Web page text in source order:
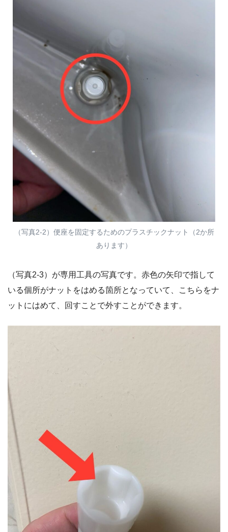
（写真2-2）便座を固定するためのプラスチックナット（2か所
あります）
（写真2-3）が専用工具の写真です。赤色の矢印で指して
いる個所がナットをはめる箇所となっていて、こちらをナ
ットにはめて、回すことで外すことができます。